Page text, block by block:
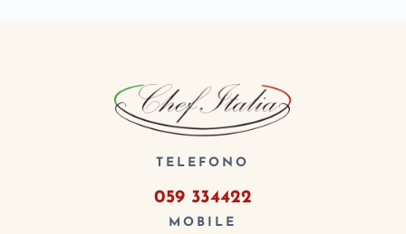
TELEFONO
059 334422
MOBILE